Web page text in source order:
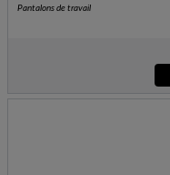
Pantalons de travail